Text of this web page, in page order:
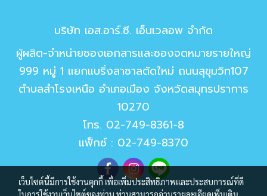
บริษัท เอส.อาร์.ซี. เอ็นเวลอพ จำกัด
ผู้ผลิต-จำหน่ายซองเอกสารและซองจดหมายรายใหญ่
999 หมู่ 1 แยกแบริ่งลาซาลตัดใหม่ ถนนสุขุมวิท107
ตำบลสำโรงเหนือ อำเภอเมือง จังหวัดสมุทรปราการ
10270
โทร. 02-749-8361-8
แฟ็กซ์ : 02-749-8370
เว็บไซต์นี้มีการใช้งานคุกกี้ เพื่อเพิ่มประสิทธิภาพและประสบการณ์ที่ดี